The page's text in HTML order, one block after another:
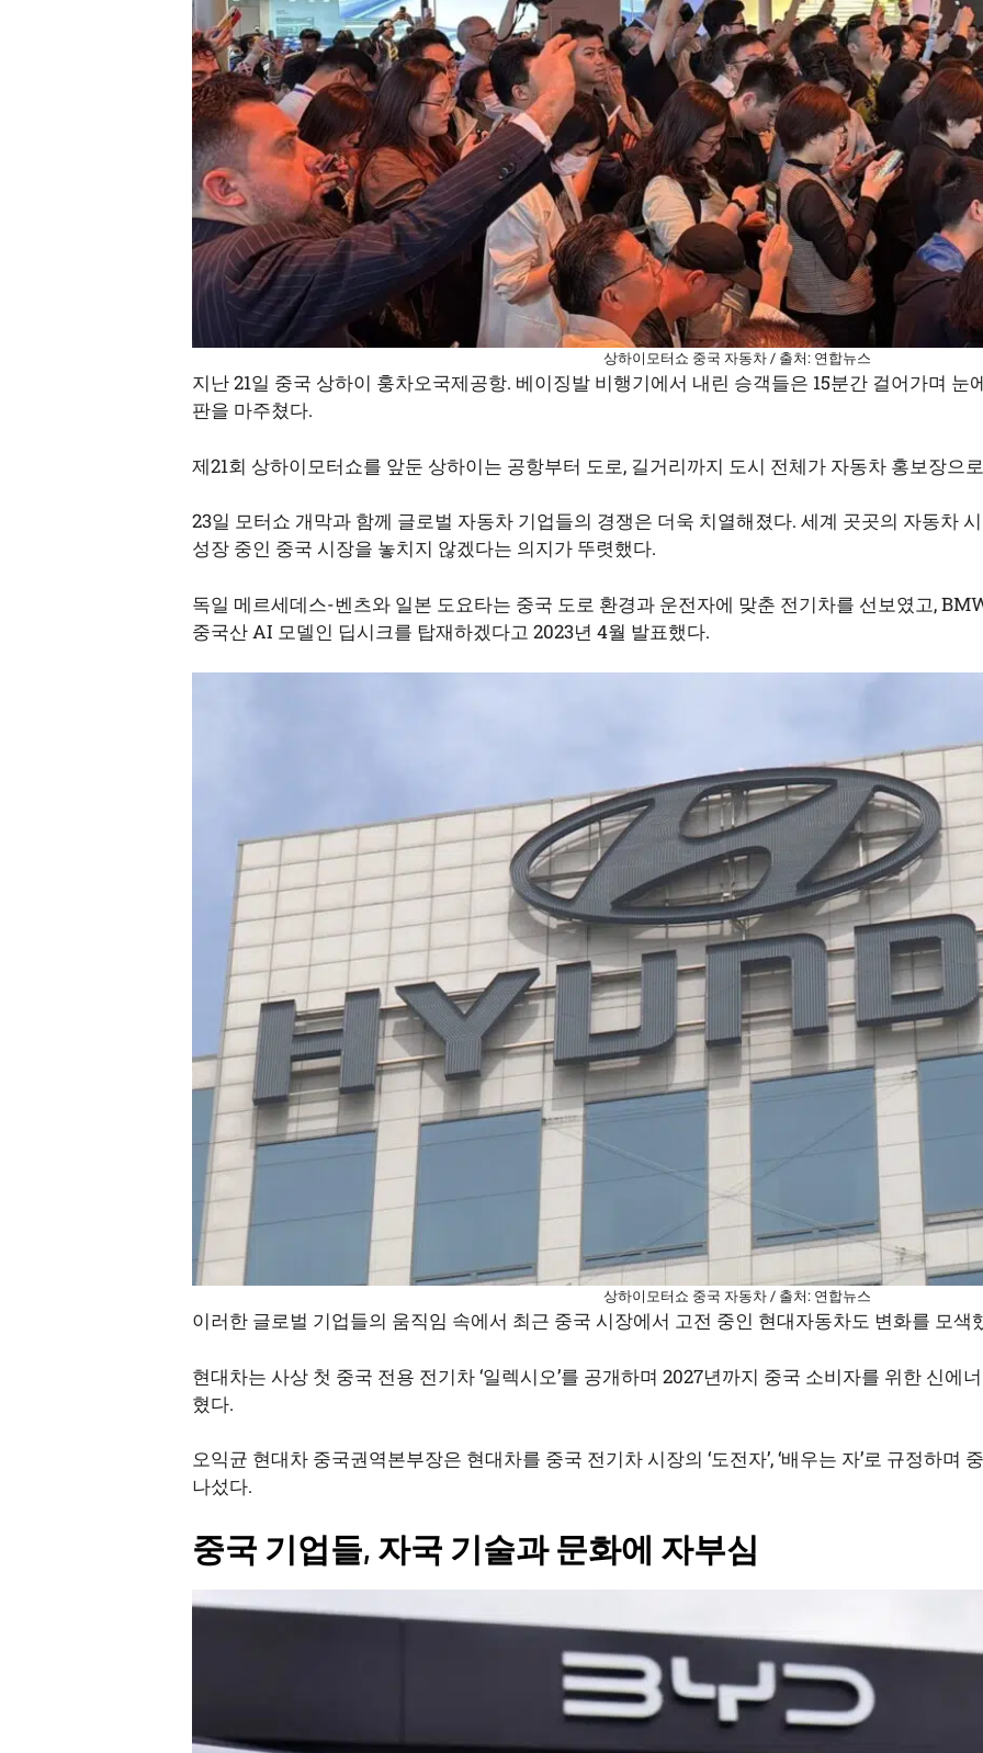
상하이모터쇼 중국 자동차 / 출처: 연합뉴스
지난 21일 중국 상하이 훙차오국제공항. 베이징발 비행기에서 내린 승객들은 15분간 걸어가며 눈
판을 마주쳤다.
제21회 상하이모터쇼를 앞둔 상하이는 공항부터 도로, 길거리까지 도시 전체가 자동차 홍보장으
23일 모터쇼 개막과 함께 글로벌 자동차 기업들의 경쟁은 더욱 치열해졌다. 세계 곳곳의 자동차
성장 중인 중국 시장을 놓치지 않겠다는 의지가 뚜렷했다.
독일 메르세데스-벤츠와 일본 도요타는 중국 도로 환경과 운전자에 맞춘 전기차를 선보였고,
중국산 AI 모델인 딥시크를 탑재하겠다고 2023년 4월 발표했다.
상하이모터쇼 중국 자동차 / 출처: 연합뉴스
이러한 글로벌 기업들의 움직임 속에서 최근 중국 시장에서 고전 중인 현대자동차도 변화를 모색
현대차는 사상 첫 중국 전용 전기차 ‘일렉시오’를 공개하며 2027년까지 중국 소비자를 위한 신에
혔다.
오익균 현대차 중국권역본부장은 현대차를 중국 전기차 시장의 ‘도전자’, ‘배우는 자’로 규정하며
나섰다.
중국 기업들, 자국 기술과 문화에 자부심